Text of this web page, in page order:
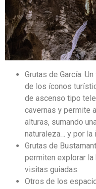
Grutas de García:
de los íconos
de ascenso tipo
cavernas y permite
alturas, sumando
naturaleza… y por la
Grutas de
permiten explorar
visitas guiadas.
Otros de los